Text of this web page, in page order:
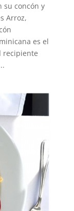
su concón y
Arroz,
es el
recipiente